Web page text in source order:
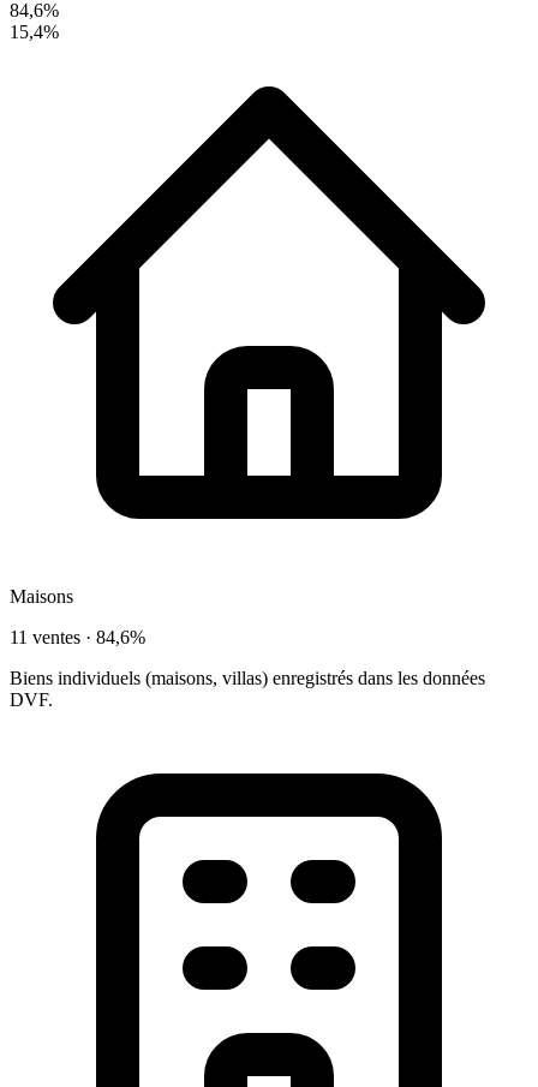
84,6%
15,4%
Maisons
11 ventes · 84,6%
Biens individuels (maisons, villas) enregistrés dans les données
DVF.